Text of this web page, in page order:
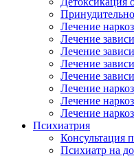
Лечение
Лечение
Лечение
Лечение
Лечение
Лечение
Лечение
Лечение
Психиатрия
Консультация
Психиатр на